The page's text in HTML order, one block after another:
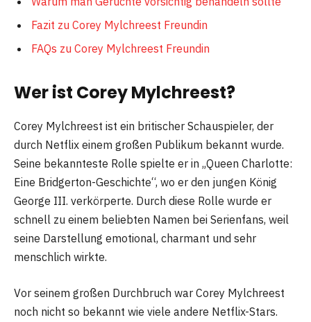
Fazit zu Corey Mylchreest Freundin
FAQs zu Corey Mylchreest Freundin
Wer ist Corey Mylchreest?
Corey Mylchreest ist ein britischer Schauspieler, der
durch Netflix einem großen Publikum bekannt wurde.
Seine bekannteste Rolle spielte er in „Queen Charlotte:
Eine Bridgerton-Geschichte“, wo er den jungen König
George III. verkörperte. Durch diese Rolle wurde er
schnell zu einem beliebten Namen bei Serienfans, weil
seine Darstellung emotional, charmant und sehr
menschlich wirkte.
Vor seinem großen Durchbruch war Corey Mylchreest
noch nicht so bekannt wie viele andere Netflix-Stars.